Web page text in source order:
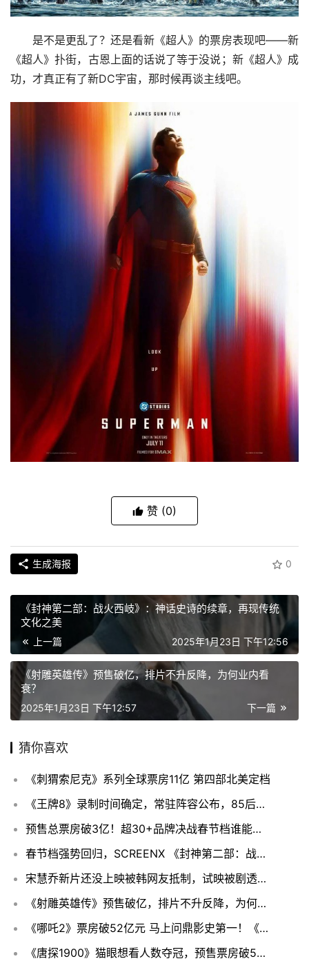
是不是更乱了？还是看新《超人》的票房表现吧——新
《超人》扑街，古恩上面的话说了等于没说；新《超人》成
功，才真正有了新DC宇宙，那时候再谈主线吧。
赞 (0)
生成海报 0
《封神第二部：战火西岐》：神话史诗的续章，再现传统
文化之美
上一篇 2025年1月23日 下午12:56
《射雕英雄传》预售破亿，排片不升反降，为何业内看
衰？
下一篇
2025年1月23日 下午12:57
猜你喜欢
《刺猬索尼克》系列全球票房11亿 第四部北美定档
《王牌8》录制时间确定，常驻阵容公布，85后人气花旦替代贾玲！
预售总票房破3亿！超30+品牌决战春节档谁能笑到最后？
春节档强势回归，SCREENX 《封神第二部：战火西岐》开年封神
宋慧乔新片还没上映被韩网友抵制，试映被剧透，情节离谱令人生厌
《射雕英雄传》预售破亿，排片不升反降，为何业内看衰？
《哪吒2》票房破52亿元 马上问鼎影史第一！《人民日报》怒赞“高开疯走”
《唐探1900》猫眼想看人数夺冠，预售票房破5000万，爆笑来袭